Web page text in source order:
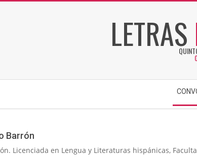
LETRAS
Barrón
Licenciada en Lengua y Literaturas hispánicas,